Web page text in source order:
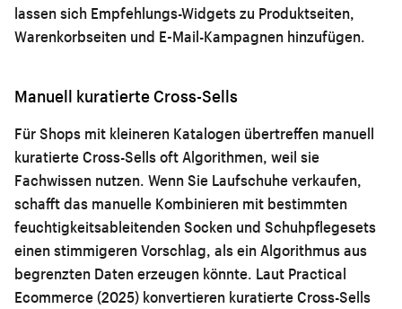
lassen sich Empfehlungs-Widgets zu Produktseiten,
Warenkorbseiten und E-Mail-Kampagnen hinzufügen.
Manuell kuratierte Cross-Sells
Für Shops mit kleineren Katalogen übertreffen manuell
kuratierte Cross-Sells oft Algorithmen, weil sie
Fachwissen nutzen. Wenn Sie Laufschuhe verkaufen,
schafft das manuelle Kombinieren mit bestimmten
feuchtigkeitsableitenden Socken und Schuhpflegesets
einen stimmigeren Vorschlag, als ein Algorithmus aus
begrenzten Daten erzeugen könnte. Laut Practical
Ecommerce (2025) konvertieren kuratierte Cross-Sells